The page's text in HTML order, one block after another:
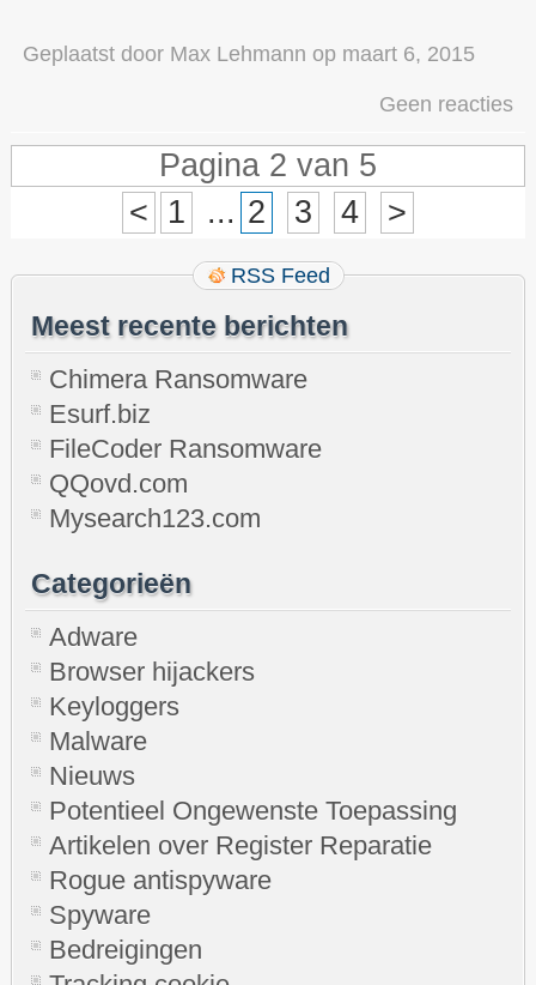
Geplaatst door Max Lehmann op maart 6, 2015
Geen reacties
Pagina 2 van 5
<
1 ... 2 3 4 >
RSS Feed
Meest recente berichten
Chimera Ransomware
Esurf.biz
FileCoder Ransomware
QQovd.com
Mysearch123.com
Categorieën
Adware
Browser hijackers
Keyloggers
Malware
Nieuws
Potentieel Ongewenste Toepassing
Artikelen over Register Reparatie
Rogue antispyware
Spyware
Bedreigingen